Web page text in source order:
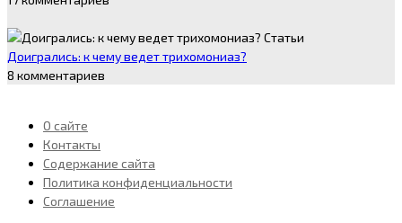
Статьи
Доигрались: к чему ведет трихомониаз?
8 комментариев
О сайте
Контакты
Содержание сайта
Политика конфиденциальности
Соглашение